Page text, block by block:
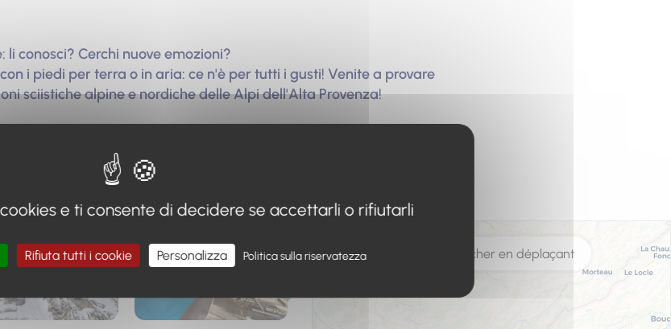
conosci? Cerchi nuove emozioni?
i piedi per terra o in aria: ce n'è per tutti i gusti! Venite a provare
sciistiche alpine e nordiche delle Alpi dell'Alta Provenza!
e ti consente di decidere se accettarli o rifiutarli
Rifiuta tutti i cookie Personalizza Politica sulla riservatezza